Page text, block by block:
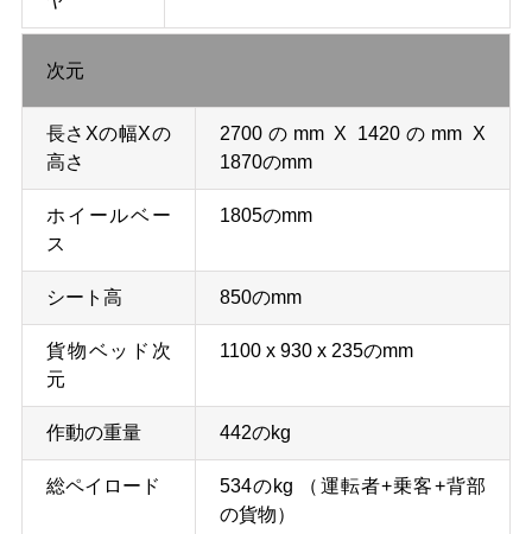
次元
長さXの幅Xの
高さ
2700のmm X 1420のmm X
1870のmm
ホイールベー
ス
1805のmm
シート高 850のmm
貨物ベッド次
元
1100 x 930 x 235のmm
作動の重量 442のkg
総ペイロード
534のkg （運転者+乗客+背部
の貨物）